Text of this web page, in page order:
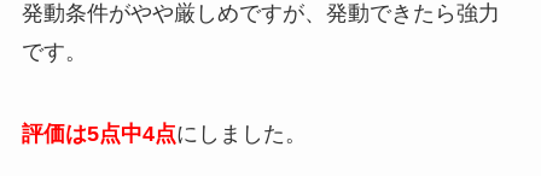
発動条件がやや厳しめですが、発動できたら強力
です。
評価は5点中4点にしました。